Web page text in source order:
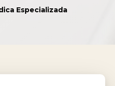
Especializada